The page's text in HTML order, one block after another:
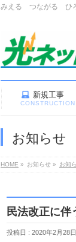
みえる つながる ひ
新規工事
CONSTRUCTION
お知らせ
HOME » お知らせ » お知
民法改正に
投稿日 : 2020年2月28日